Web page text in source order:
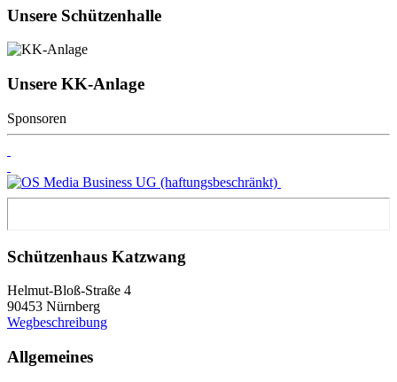
Unsere Schützenhalle
Unsere KK-Anlage
Sponsoren
Schützenhaus Katzwang
Helmut-Bloß-Straße 4
90453 Nürnberg
Wegbeschreibung
Allgemeines